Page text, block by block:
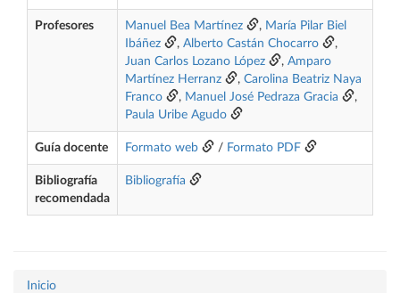
Profesores Manuel Bea Martínez , María Pilar Biel
Ibáñez
, Alberto Castán Chocarro
,
Juan Carlos Lozano López
, Amparo
Martínez Herranz
, Carolina Beatriz Naya
Franco
, Manuel José Pedraza Gracia
,
Paula Uribe Agudo
Guía docente Formato web / Formato PDF
Bibliografía
recomendada
Bibliografía
Inicio